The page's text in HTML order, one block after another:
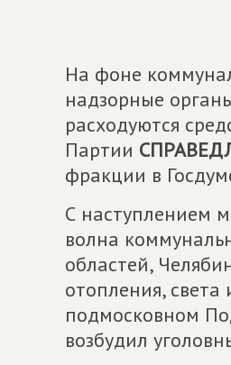
На фоне
надзорные
расходуются
Партии
фракции в
С наступлением
волна
областей,
отопления,
подмосковном
возбудил